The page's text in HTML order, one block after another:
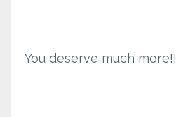
You deserve much more!!